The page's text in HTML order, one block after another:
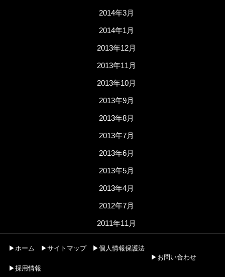
2014年3月
2014年1月
2013年12月
2013年11月
2013年10月
2013年9月
2013年8月
2013年7月
2013年6月
2013年5月
2013年4月
2012年7月
2011年11月
▶ホーム ▶サイトマップ
▶個人情報保護法
▶お問い合わせ
▶採用情報